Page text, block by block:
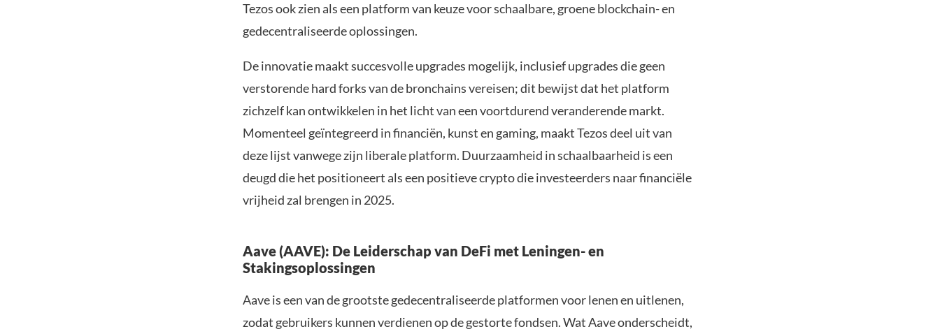
Tezos ook zien als een platform van keuze voor schaalbare, groene blockchain- en
gedecentraliseerde oplossingen.
De innovatie maakt succesvolle upgrades mogelijk, inclusief upgrades die geen
verstorende hard forks van de bronchains vereisen; dit bewijst dat het platform
zichzelf kan ontwikkelen in het licht van een voortdurend veranderende markt.
Momenteel geïntegreerd in financiën, kunst en gaming, maakt Tezos deel uit van
deze lijst vanwege zijn liberale platform. Duurzaamheid in schaalbaarheid is een
deugd die het positioneert als een positieve crypto die investeerders naar financiële
vrijheid zal brengen in 2025.
Aave (AAVE): De Leiderschap van DeFi met Leningen- en
Stakingsoplossingen
Aave is een van de grootste gedecentraliseerde platformen voor lenen en uitlenen,
zodat gebruikers kunnen verdienen op de gestorte fondsen. Wat Aave onderscheidt,